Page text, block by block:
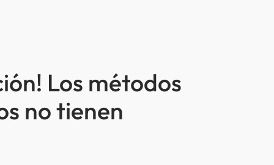
Los métodos
no tienen